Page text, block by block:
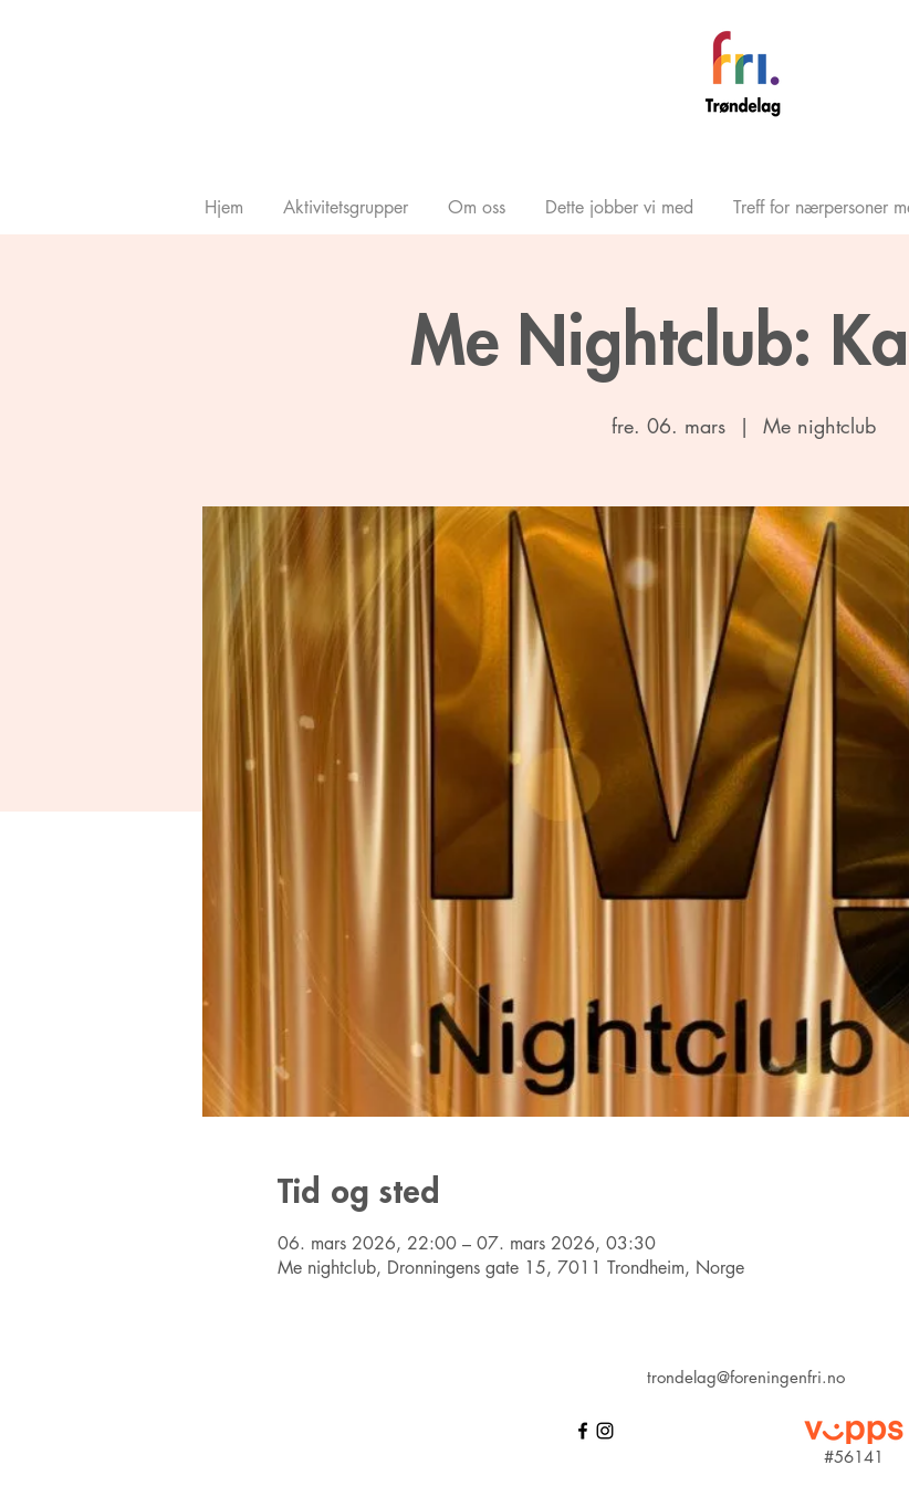
Hjem Aktivitetsgrupper Om oss Dette jobber vi med Treff for nærpersoner
Me Nightclub:
fre. 06. mars
  |
Me nightclub
Tid og sted
06. mars 2026, 22:00 – 07. mars 2026, 03:30
Me nightclub, Dronningens gate 15, 7011 Trondheim, Norge
trondelag@foreningenfri.no
#56141